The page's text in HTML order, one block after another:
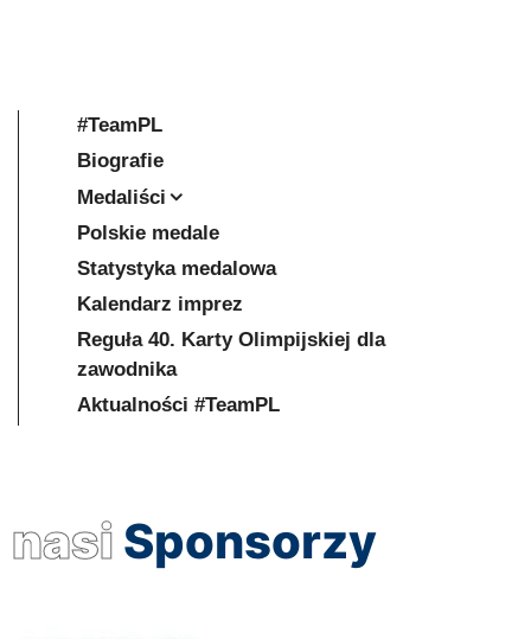
#TeamPL
Biografie
Medaliści
Polskie medale
Statystyka medalowa
Kalendarz imprez
Reguła 40. Karty Olimpijskiej dla
zawodnika
Aktualności #TeamPL
nasi Sponsorzy